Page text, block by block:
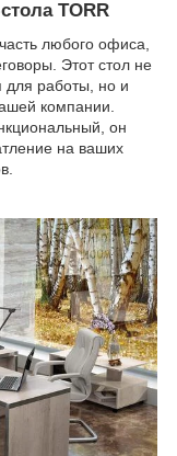
TORR
любого офиса,
Этот стол не
для работы, но и
компании.
он
на ваших